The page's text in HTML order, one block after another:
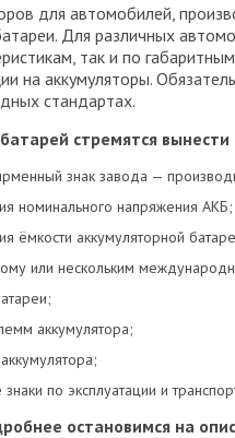
для автомобилей,
Для различных
так и по
на аккумуляторы.
стандартах.
стремятся
знак завода —
номинального напряжения АКБ;
ёмкости аккумуляторной
или нескольким
аккумулятора;
по эксплуатации и
остановимся на